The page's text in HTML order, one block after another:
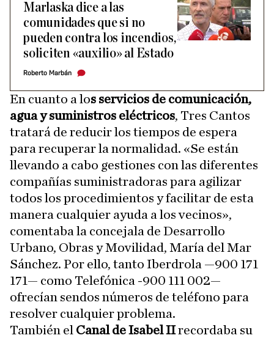
Marlaska dice a las
comunidades que si no
pueden contra los incendios,
soliciten «auxilio» al Estado
Roberto Marbán
En cuanto a los servicios de comunicación,
agua y suministros eléctricos, Tres Cantos
tratará de reducir los tiempos de espera
para recuperar la normalidad. «Se están
llevando a cabo gestiones con las diferentes
compañías suministradoras para agilizar
todos los procedimientos y facilitar de esta
manera cualquier ayuda a los vecinos»,
comentaba la concejala de Desarrollo
Urbano, Obras y Movilidad, María del Mar
Sánchez. Por ello, tanto Iberdrola —900 171
171— como Telefónica -900 111 002—
ofrecían sendos números de teléfono para
resolver cualquier problema.
También el Canal de Isabel IIrecordaba su